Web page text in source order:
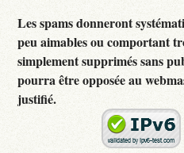
Les spams donneront
peu aimables ou comportant
simplement supprimés sans
pourra être opposée au
justifié.